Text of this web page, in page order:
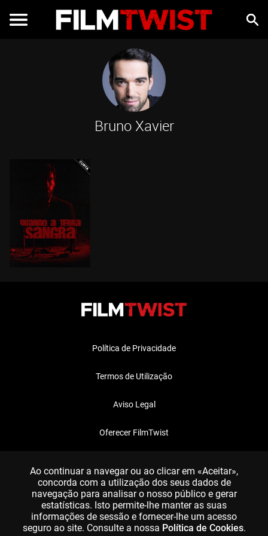
Bruno Xavier
Política de Privacidade
Termos de Utilização
Aviso Legal
Oferecer FilmTwist
Ao continuar a navegar ou ao clicar em «Aceitar»,
concorda com a utilização dos seus dados de
navegação para analisar o nosso público e gerar
estatísticas. Isto permite-lhe manter as suas
informações de sessão e fornecer-lhe um acesso
seguro ao site. Consulte a nossa Política de Cookies.